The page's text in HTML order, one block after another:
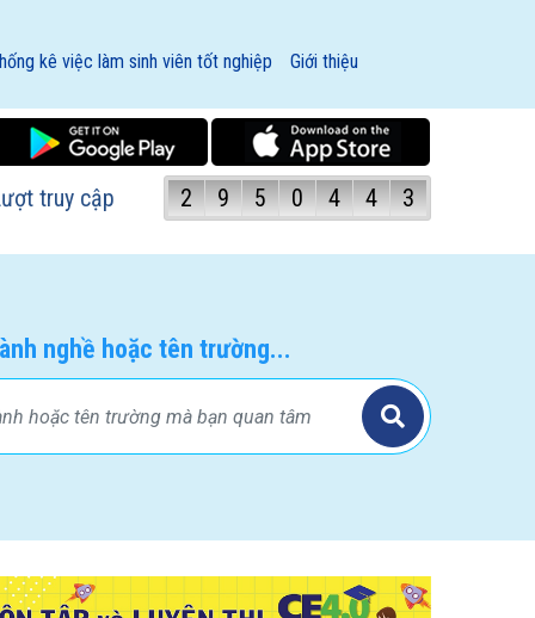
kê việc làm sinh viên tốt nghiệp
Giới thiệu
truy cập 2 9 5 0 4 4 3
nghề hoặc tên trường...